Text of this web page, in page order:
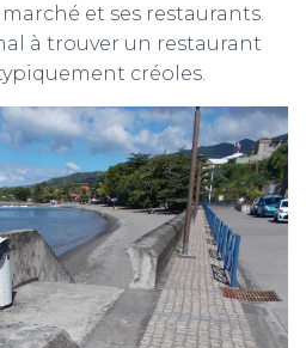
et ses restaurants.
à trouver un restaurant
créoles.